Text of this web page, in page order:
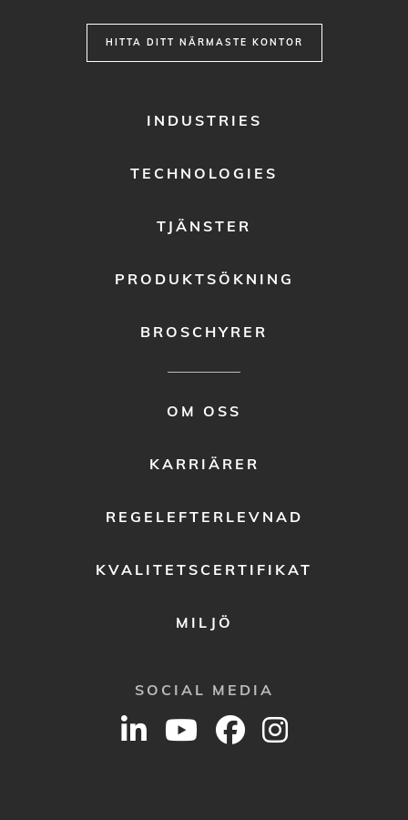
HITTA DITT NÄRMASTE KONTOR
INDUSTRIES
TECHNOLOGIES
TJÄNSTER
PRODUKTSÖKNING
BROSCHYRER
OM OSS
KARRIÄRER
REGELEFTERLEVNAD
KVALITETSCERTIFIKAT
MILJÖ
SOCIAL MEDIA